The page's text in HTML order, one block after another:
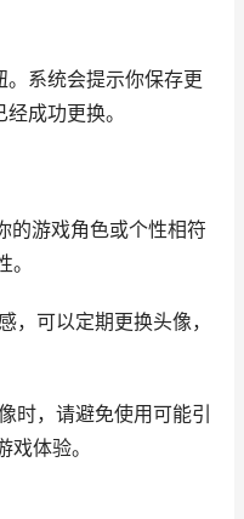
。系统会提示你保存更
成功更换。
的游戏角色或个性相符
，可以定期更换头像，
时，请避免使用可能引
体验。